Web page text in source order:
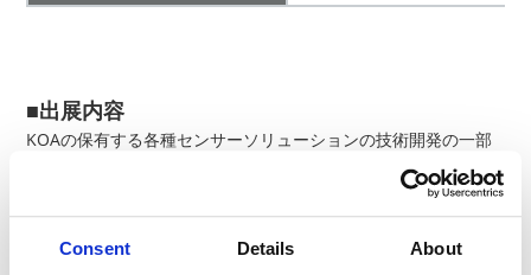
Consent Details About
■出展内容
KOAの保有する各種センサーソリューションの技術開発の一部
酸素センサ
ゼロ酸素濃度から計測可能な、小型の酸
素センサです。